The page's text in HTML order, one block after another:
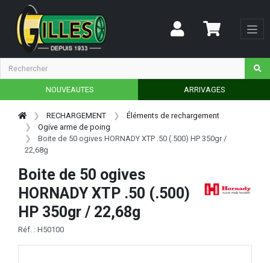
NOUVEAUTES ARRIVAGES
RECHARGEMENT
Éléments de rechargement
Ogive arme de poing
Boite de 50 ogives HORNADY XTP .50 (.500) HP 350gr /
22,68g
Boite de 50 ogives
HORNADY XTP .50 (.500)
HP 350gr / 22,68g
Réf. : H50100